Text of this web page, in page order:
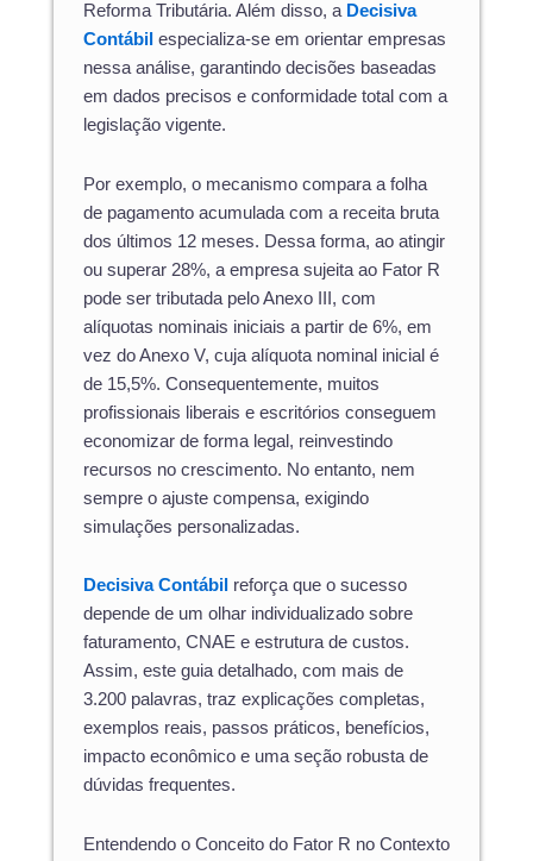
Reforma Tributária. Além disso, a Decisiva
Contábil especializa-se em orientar empresas
nessa análise, garantindo decisões baseadas
em dados precisos e conformidade total com a
legislação vigente.
Por exemplo, o mecanismo compara a folha
de pagamento acumulada com a receita bruta
dos últimos 12 meses. Dessa forma, ao atingir
ou superar 28%, a empresa sujeita ao Fator R
pode ser tributada pelo Anexo III, com
alíquotas nominais iniciais a partir de 6%, em
vez do Anexo V, cuja alíquota nominal inicial é
de 15,5%. Consequentemente, muitos
profissionais liberais e escritórios conseguem
economizar de forma legal, reinvestindo
recursos no crescimento. No entanto, nem
sempre o ajuste compensa, exigindo
simulações personalizadas.
Decisiva Contábil reforça que o sucesso
depende de um olhar individualizado sobre
faturamento, CNAE e estrutura de custos.
Assim, este guia detalhado, com mais de
3.200 palavras, traz explicações completas,
exemplos reais, passos práticos, benefícios,
impacto econômico e uma seção robusta de
dúvidas frequentes.
Entendendo o Conceito do Fator R no Contexto